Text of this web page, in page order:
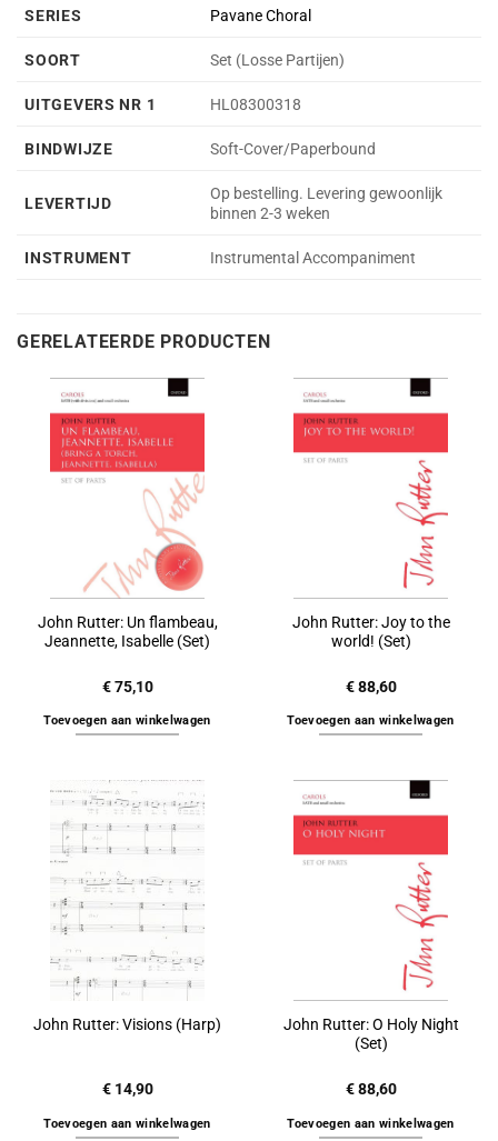
SERIES Pavane Choral
SOORT Set (Losse Partijen)
UITGEVERS NR 1 HL08300318
BINDWIJZE Soft-Cover/Paperbound
LEVERTIJD
Op bestelling. Levering gewoonlijk
binnen 2-3 weken
INSTRUMENT Instrumental Accompaniment
GERELATEERDE PRODUCTEN
John Rutter: Un flambeau,
Jeannette, Isabelle (Set)
€75,10
Toevoegen aan winkelwagen
John Rutter: Joy to the
world! (Set)
€88,60
Toevoegen aan winkelwagen
John Rutter: Visions (Harp)
€14,90
Toevoegen aan winkelwagen
John Rutter: O Holy Night
(Set)
€88,60
Toevoegen aan winkelwagen